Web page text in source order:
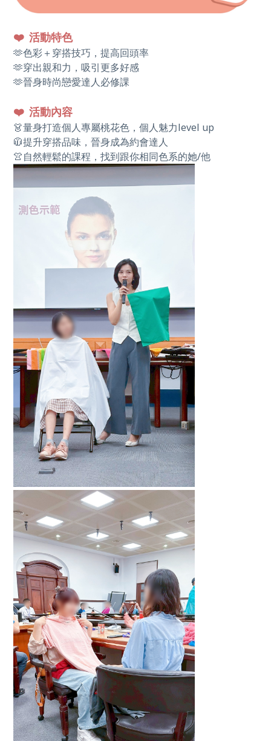
❤️ 活動特色
🫶色彩＋穿搭技巧，提高回頭率
🫶穿出親和力，吸引更多好感
🫶晉身時尚戀愛達人必修課
❤️ 活動內容
👗量身打造個人專屬桃花色，個人魅力level up
🧥提升穿搭品味，晉身成為約會達人
👚自然輕鬆的課程，找到跟你相同色系的她/他